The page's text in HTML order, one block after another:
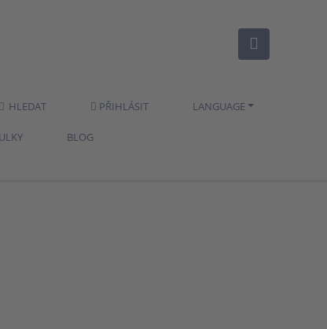
HLEDAT PŘIHLÁSIT LANGUAGE
BLOG